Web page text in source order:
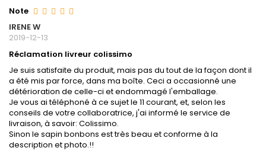
Note
IRENE W
2019-12-13
Réclamation livreur colissimo
Je suis satisfaite du produit, mais pas du tout de la façon dont il
a été mis par force, dans ma boîte. Ceci a occasionné une
détérioration de celle-ci et endommagé l'emballage.
Je vous ai téléphoné à ce sujet le 11 courant, et, selon les
conseils de votre collaboratrice, j'ai informé le service de
livraison, à savoir: Colissimo.
Sinon le sapin bonbons est très beau et conforme à la
description et photo.!!